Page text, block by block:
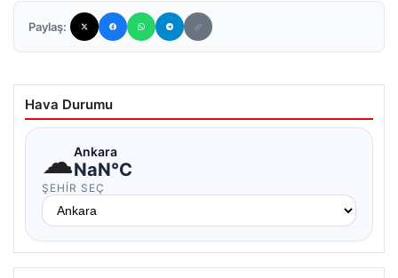
Paylaş:
Hava Durumu
☁Ankara
NaN°C
ŞEHIR SEÇ